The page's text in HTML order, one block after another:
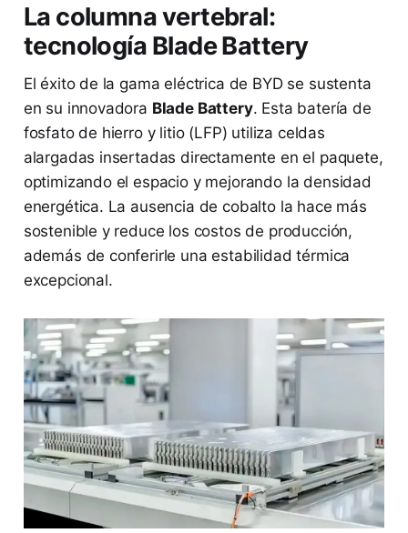
La columna vertebral:
tecnología Blade Battery
El éxito de la gama eléctrica de BYD se sustenta
en su innovadora Blade Battery. Esta batería de
fosfato de hierro y litio (LFP) utiliza celdas
alargadas insertadas directamente en el paquete,
optimizando el espacio y mejorando la densidad
energética. La ausencia de cobalto la hace más
sostenible y reduce los costos de producción,
además de conferirle una estabilidad térmica
excepcional.